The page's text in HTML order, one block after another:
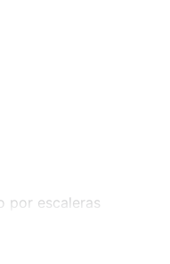
por escaleras